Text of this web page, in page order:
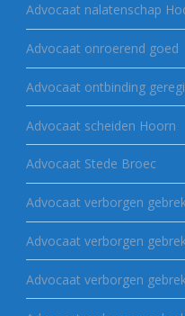
Advocaat nalatenschap
Advocaat onroerend goed
Advocaat ontbinding
Advocaat scheiden Hoorn
Advocaat Stede Broec
Advocaat verborgen
Advocaat verborgen
Advocaat verborgen